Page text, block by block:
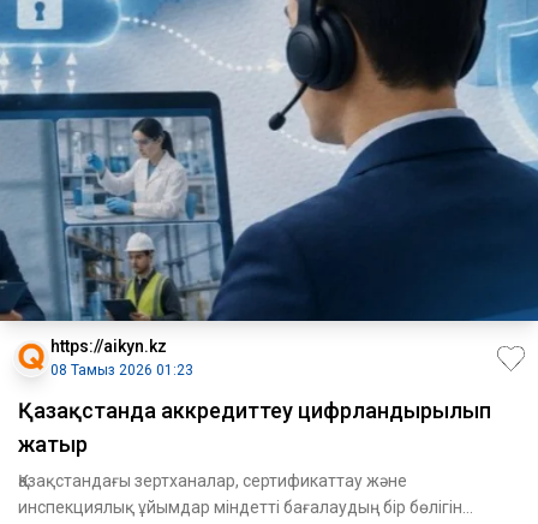
https://aikyn.kz
08 Тамыз 2026 01:23
Қазақстанда аккредиттеу цифрландырылып
жатыр
Қазақстандағы зертханалар, сертификаттау және
инспекциялық ұйымдар міндетті бағалаудың бір бөлігін